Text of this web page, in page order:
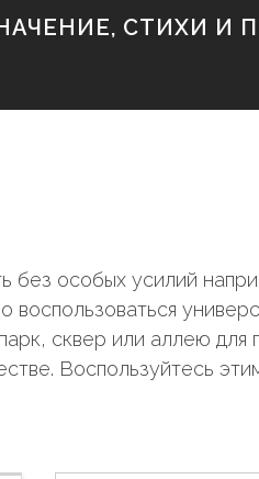
СТИХИ И
без особых усилий
воспользоваться
сквер или аллею для
Воспользуйтесь